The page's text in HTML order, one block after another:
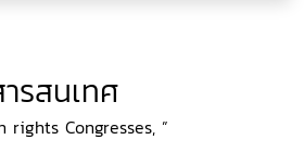
รสนเทศ
rights Congresses, ”